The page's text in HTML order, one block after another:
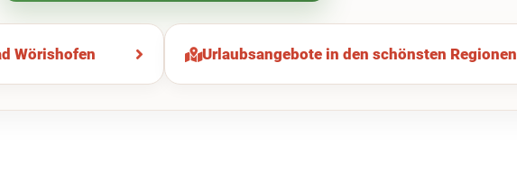
Wörishofen Urlaubsangebote in den schönsten Regionen